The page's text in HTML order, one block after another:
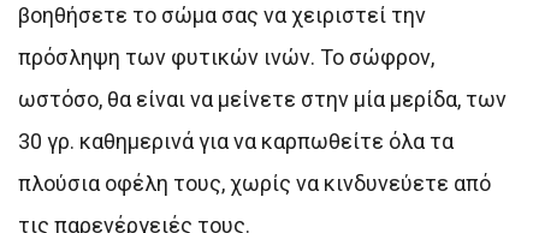
βοηθήσετε το σώμα σας να χειριστεί την
πρόσληψη των φυτικών ινών. Το σώφρον,
ωστόσο, θα είναι να μείνετε στην μία μερίδα, των
30 γρ. καθημερινά για να καρπωθείτε όλα τα
πλούσια οφέλη τους, χωρίς να κινδυνεύετε από
τις παρενέργειές τους.